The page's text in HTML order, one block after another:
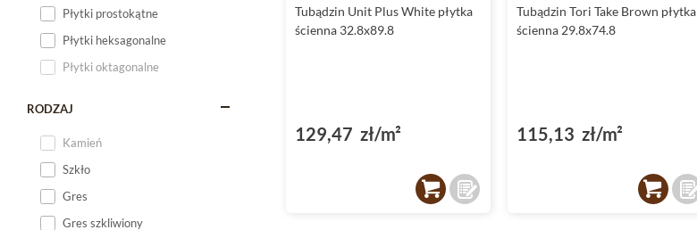
Płytki prostokątne
Płytki heksagonalne
Płytki oktagonalne
RODZAJ
Kamień
Szkło
Gres
Gres szkliwiony
Tubądzin Unit Plus White płytka
ścienna 32.8x89.8
129,47 zł/m²
Tubądzin Tori Take Brown płytka
ścienna 29.8x74.8
115,13 zł/m²